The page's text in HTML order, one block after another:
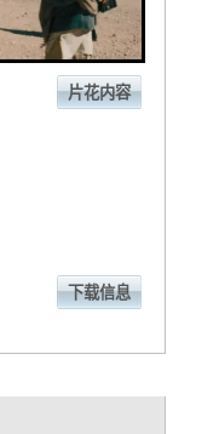
片花内容
下载信息